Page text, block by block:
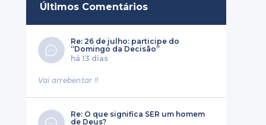
Últimos Comentários
Re: 26 de julho: participe do
“Domingo da Decisão”
há 13 dias
Vai arrebentar !!
Re: O que significa SER um homem
de Deus?